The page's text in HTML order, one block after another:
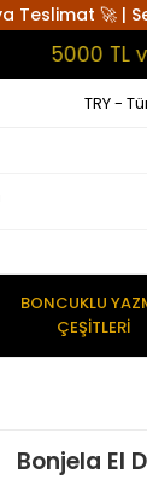
Teslimat 🚀 |
TL ve
TRY -
BONCUKLU
ÇEŞİTLERİ
Bonjela El